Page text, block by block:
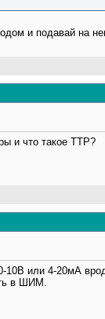
и подавай на
и что такое ТТР?
или 4-20мА
в ШИМ.